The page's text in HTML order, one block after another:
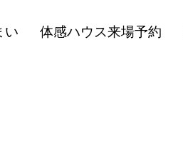
い 体感ハウス来場予約